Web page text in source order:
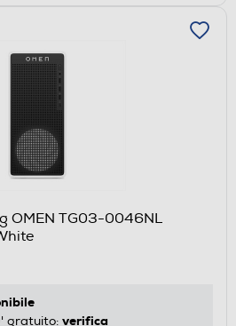
OMEN TG03-0046NL
gratuito: verifica